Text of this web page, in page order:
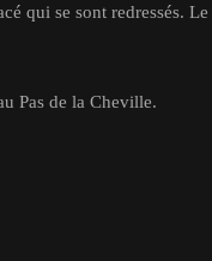
qui se sont redressés. Le
Pas de la Cheville.